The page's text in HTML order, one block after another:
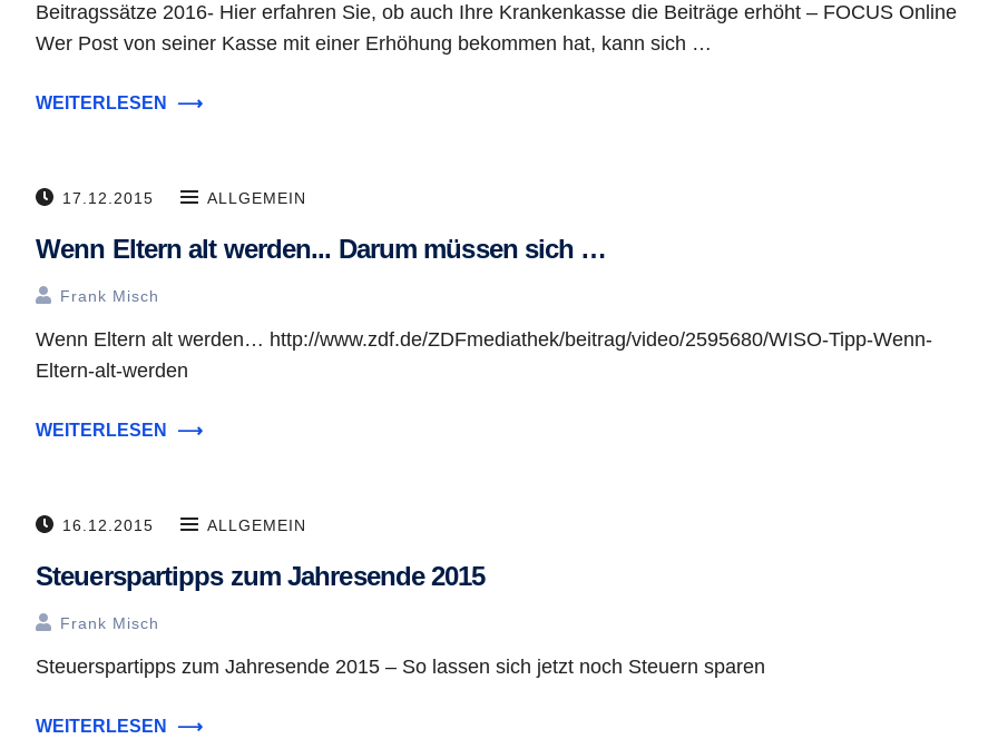
Beitragssätze 2016- Hier erfahren Sie, ob auch Ihre Krankenkasse die Beiträge erhöht – FOCUS Online
Wer Post von seiner Kasse mit einer Erhöhung bekommen hat, kann sich …
WEITERLESEN ⟶
17.12.2015 ALLGEMEIN
Wenn Eltern alt werden... Darum müssen sich …
Frank Misch
Wenn Eltern alt werden… http://www.zdf.de/ZDFmediathek/beitrag/video/2595680/WISO-Tipp-Wenn-
Eltern-alt-werden
WEITERLESEN ⟶
16.12.2015 ALLGEMEIN
Steuerspartipps zum Jahresende 2015
Frank Misch
Steuerspartipps zum Jahresende 2015 – So lassen sich jetzt noch Steuern sparen
WEITERLESEN ⟶